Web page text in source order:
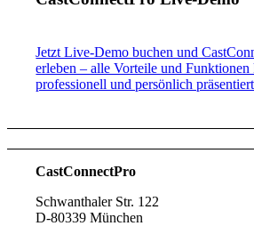
Jetzt Live-Demo buchen und
erleben – alle Vorteile und Funktionen
professionell und persönlich
CastConnectPro
Schwanthaler Str. 122
D-80339 München